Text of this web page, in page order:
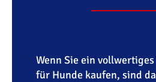
Wenn Sie ein
für Hunde kaufen, sind